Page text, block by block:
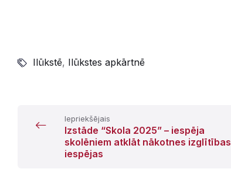
Ilūkstē, Ilūkstes apkārtnē
Iepriekšējais
Izstāde “Skola 2025” – iespēja
skolēniem atklāt nākotnes izglītības
iespējas